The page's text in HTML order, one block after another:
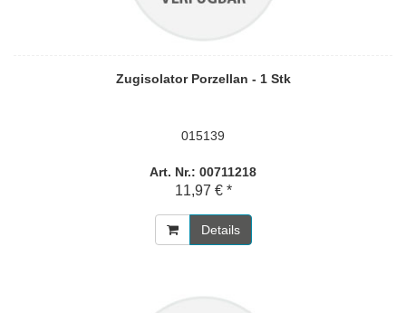
Zugisolator Porzellan - 1 Stk
015139
Art. Nr.: 00711218
11,97 € *
Details